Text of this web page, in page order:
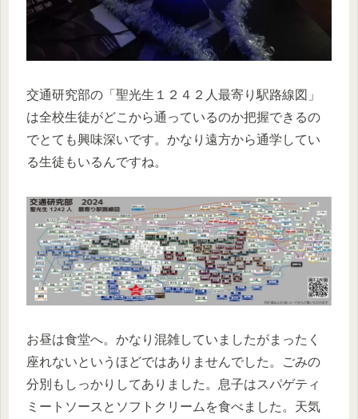
交通研究部の「聖光生１２４２人最寄り駅路線図」
は全校生徒がどこから通っているのか把握できるの
でとても興味深いです。かなり遠方から通学してい
る生徒もいるんですね。
お昼は食堂へ。かなり混雑していましたがまったく
座れないというほどではありませんでした。ごみの
分別もしっかりしてありました。息子はスパゲティ
ミートソースとソフトクリームを食べました。天気